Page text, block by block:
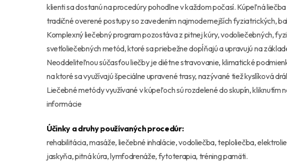
klienti sa dostanú na procedúry pohodlne v každom počasí. Kúpeľná
tradičné overené postupy so zavedením najmodernejších fyziatrických,
Komplexný liečebný program pozostáva z pitnej kúry, vodoliečebných,
svetloliečebných metód, ktoré sa priebežne dopĺňajú a upravujú na
Neoddeliteľnou súčasťou liečby je diétne stravovanie, klimatické
na ktoré sa využívajú špeciálne upravené trasy, nazývané tiež kyslíková
Liečebné metódy využívané v kúpeľoch sú rozdelené do skupín, kliknutím
informácie
Účinky a druhy používaných procedúr:
rehabilitácia, masáže, liečebné inhalácie, vodoliečba, teploliečba,
jaskyňa, pitná kúra, lymfodrenáže, fytoterapia, tréning pamäti.